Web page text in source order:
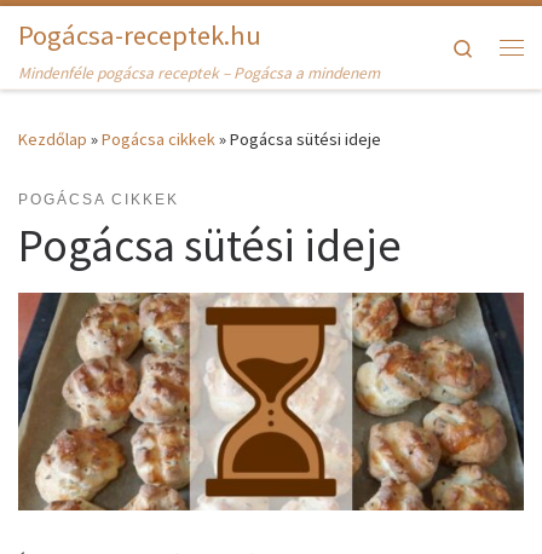
Skip to content
Pogácsa-receptek.hu
Mindenféle pogácsa receptek – Pogácsa a mindenem
Search
Kezdőlap »Pogácsa cikkek »Pogácsa sütési ideje
POGÁCSA CIKKEK
Pogácsa sütési ideje